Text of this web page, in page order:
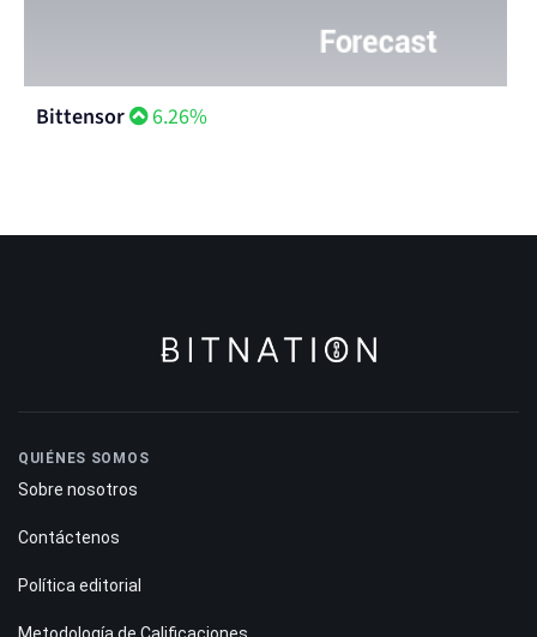
Bittensor 6.26%
QUIÉNES SOMOS
Sobre nosotros
Contáctenos
Política editorial
Metodología de Calificaciones